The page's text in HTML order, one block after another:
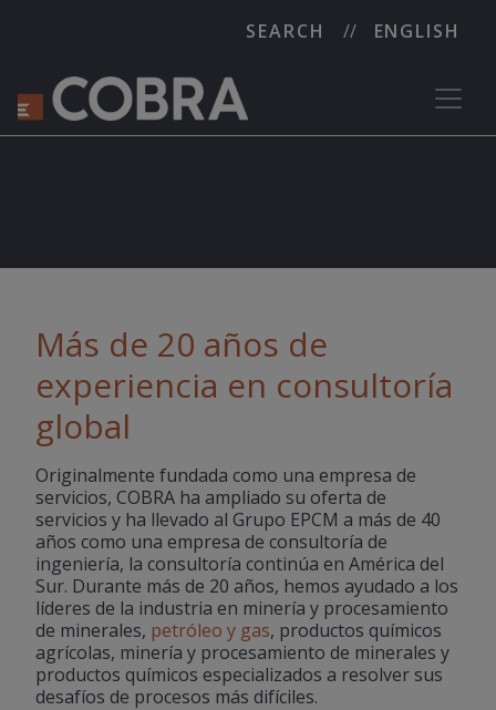
SEARCH ENGLISH
Más de 20 años de
experiencia en consultoría
global
Originalmente fundada como una empresa de
servicios, COBRA ha ampliado su oferta de
servicios y ha llevado al Grupo EPCM a más de 40
años como una empresa de consultoría de
ingeniería, la consultoría continúa en América del
Sur. Durante más de 20 años, hemos ayudado a los
líderes de la industria en minería y procesamiento
de minerales, petróleo y gas, productos químicos
agrícolas, minería y procesamiento de minerales y
productos químicos especializados a resolver sus
desafíos de procesos más difíciles.